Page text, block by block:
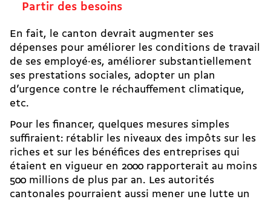
Partir des besoins
En fait, le canton devrait augmenter ses
dépenses pour améliorer les conditions de travail
de ses employé·es, améliorer substantiellement
ses prestations sociales, adopter un plan
d’urgence contre le réchauffement climatique,
etc.
Pour les financer, quelques mesures simples
suffiraient: rétablir les niveaux des impôts sur les
riches et sur les bénéfices des entreprises qui
étaient en vigueur en 2000 rapporterait au moins
500 millions de plus par an. Les autorités
cantonales pourraient aussi mener une lutte un